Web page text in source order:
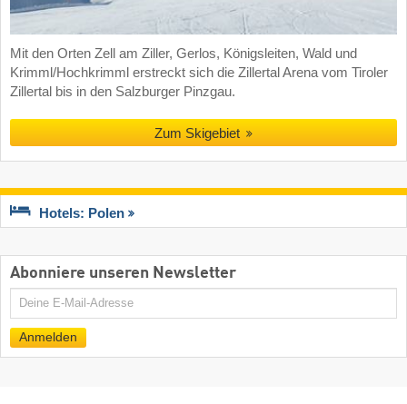
Mit den Orten Zell am Ziller, Gerlos, Königsleiten, Wald und
Krimml/Hochkrimml erstreckt sich die Zillertal Arena vom Tiroler
Zillertal bis in den Salzburger Pinzgau.
Zum Skigebiet
Hotels: Polen
Abonniere unseren Newsletter
E-
Mail
Anmelden